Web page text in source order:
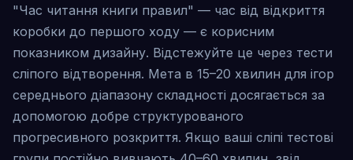
"Час читання книги правил" — час від відкриття
коробки до першого ходу — є корисним
показником дизайну. Відстежуйте це через тести
сліпого відтворення. Мета в 15–20 хвилин для ігор
середнього діапазону складності досягається за
допомогою добре структурованого
прогресивного розкриття. Якщо ваші сліпі тестові